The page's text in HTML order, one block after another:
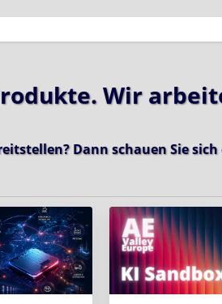
Wir
Dann schauen Sie sich